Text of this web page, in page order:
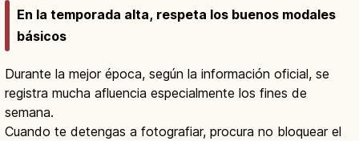
En la temporada alta, respeta los buenos modales
básicos
Durante la mejor época, según la información oficial, se
registra mucha afluencia especialmente los fines de
semana.
Cuando te detengas a fotografiar, procura no bloquear el